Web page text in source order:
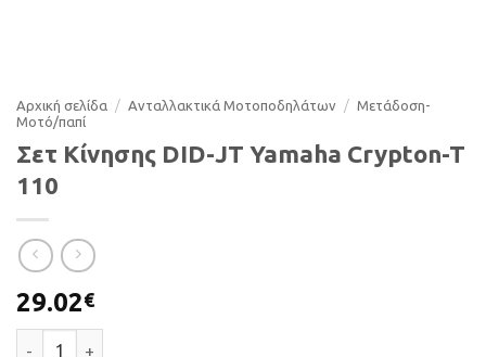
Αρχική σελίδα / Ανταλλακτικά Μοτοποδηλάτων / Μετάδοση-
Μοτό/παπί
Σετ Κίνησης DID-JT Yamaha Crypton-T
110
29.02€